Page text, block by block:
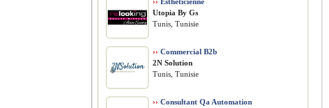
Utopia By Gs
Tunis, Tunisie
›› Commercial B2b
2N Solution
Tunis, Tunisie
›› Consultant Qa Automation